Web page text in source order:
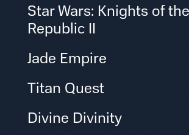
Star Wars: Knights of
Republic II
Jade Empire
Titan Quest
Divine Divinity